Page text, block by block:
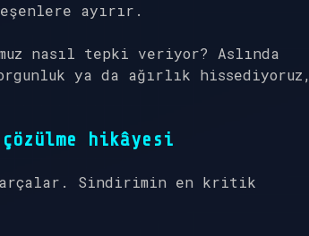
ayırır.
nasıl tepki veriyor? Aslında
ya da ağırlık hissediyoruz,
hikâyesi
Sindirimin en kritik